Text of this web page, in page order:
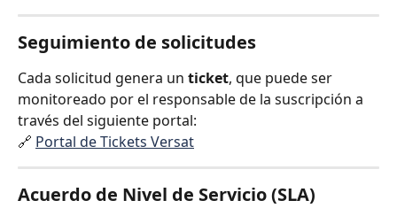
Seguimiento de solicitudes
Cada solicitud genera un ticket, que puede ser
monitoreado por el responsable de la suscripción a
través del siguiente portal:
🔗 Portal de Tickets Versat
Acuerdo de Nivel de Servicio (SLA)